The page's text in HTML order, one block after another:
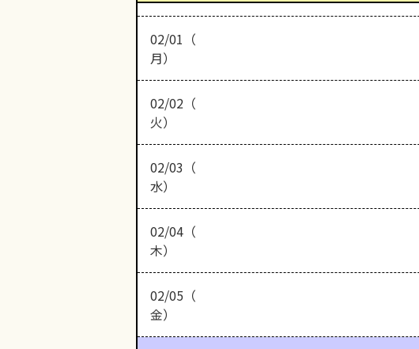
02/01（
月）
02/02（
火）
02/03（
水）
02/04（
木）
02/05（
金）